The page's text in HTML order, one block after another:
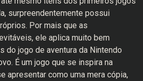
surpreendentemente possui
Por mais que as
ele aplica muito bem
do jogo de aventura da Nintendo
É um jogo que se inspira na
apresentar como uma mera cópia,